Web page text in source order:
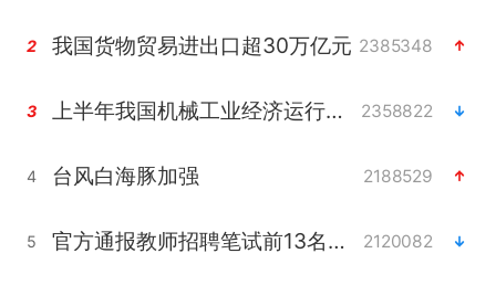
2 我国货物贸易进出口超30万亿元 2385348
3 上半年我国机械工业经济运行稳中有进 2358822
4 台风白海豚加强 2188529
5 官方通报教师招聘笔试前13名被淘汰 2120082